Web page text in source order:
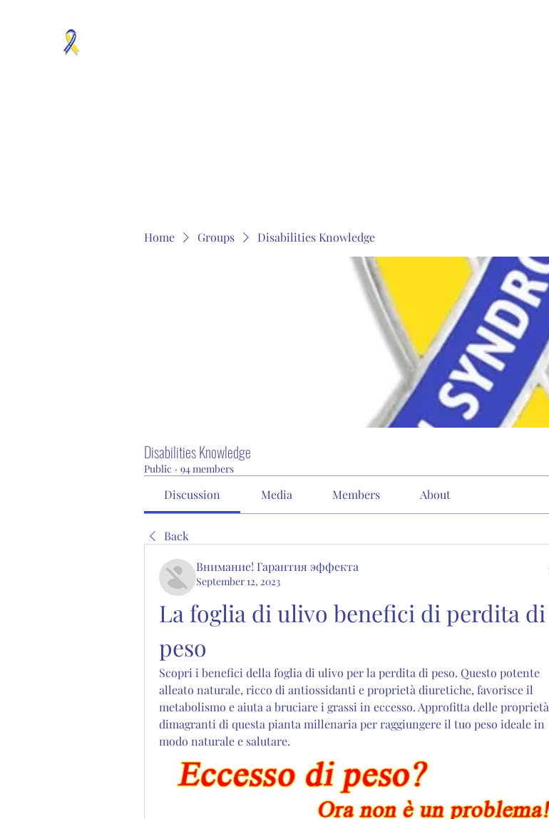
Home Groups Disabilities Knowledge
Disabilities Knowledge
Public · 94 members
Discussion Media Members About
Back
Внимание! Гарантия эффекта
September 12, 2023
La foglia di ulivo benefici di perdita di
peso
Scopri i benefici della foglia di ulivo per la perdita di peso. Questo potente
alleato naturale, ricco di antiossidanti e proprietà diuretiche, favorisce il
metabolismo e aiuta a bruciare i grassi in eccesso. Approfitta delle proprietà
dimagranti di questa pianta millenaria per raggiungere il tuo peso ideale in
modo naturale e salutare.